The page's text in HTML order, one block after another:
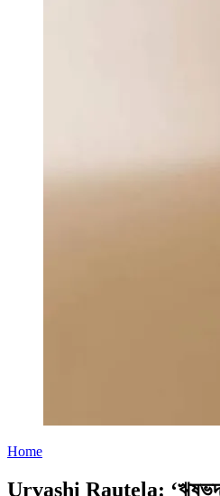
Home
Urvashi Rautela: ‘ঋষভদা